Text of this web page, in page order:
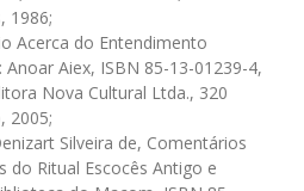
1986;
Acerca do Entendimento
Aiex, ISBN 85-13-01239-4,
Nova Cultural Ltda., 320
2005;
Silveira de, Comentários
do Ritual Escocês Antigo e